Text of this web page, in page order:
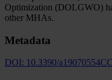
Optimization (DOLGWO)
other MHAs.
Metadata
DOI: 10.3390/a19070554